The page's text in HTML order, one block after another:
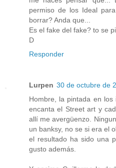
permiso de los Ideal
borrar? Anda que...
Es el fake del fake? to se
D
Responder
Lurpen 30 de octubre de
Hombre, la pintada en
encanta el Street art y
allí me avergüenzo.
un banksy, no se si era el
el resultado ha sido una
gusto además.